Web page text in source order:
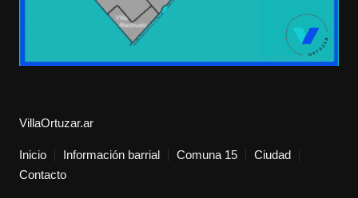
VillaOrtuzar.ar
Inicio Información barrial Comuna 15
Ciudad
Contacto